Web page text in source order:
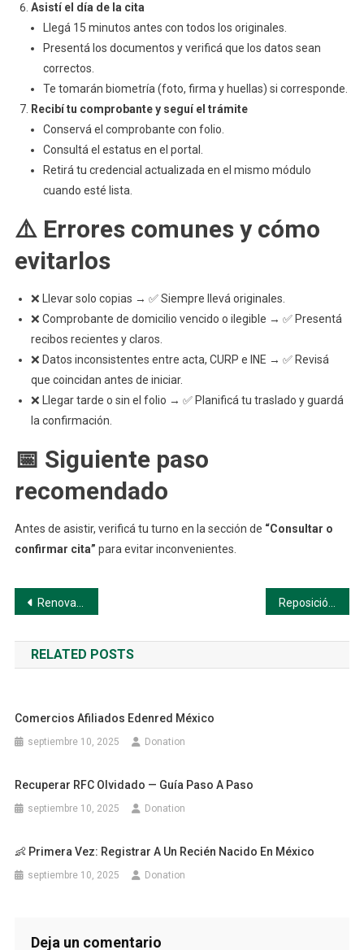
Asistí el día de la cita
Llegá 15 minutos antes con todos los originales.
Presentá los documentos y verificá que los datos sean
correctos.
Te tomarán biometría (foto, firma y huellas) si corresponde.
Recibí tu comprobante y seguí el trámite
Conservá el comprobante con folio.
Consultá el estatus en el portal.
Retirá tu credencial actualizada en el mismo módulo
cuando esté lista.
⚠️ Errores comunes y cómo
evitarlos
❌ Llevar solo copias → ✅ Siempre llevá originales.
❌ Comprobante de domicilio vencido o ilegible → ✅ Presentá
recibos recientes y claros.
❌ Datos inconsistentes entre acta, CURP e INE → ✅ Revisá
que coincidan antes de iniciar.
❌ Llegar tarde o sin el folio → ✅ Planificá tu traslado y guardá
la confirmación.
📅 Siguiente paso
recomendado
Antes de asistir, verificá tu turno en la sección de “Consultar o
confirmar cita” para evitar inconvenientes.
Navegación
de
entradas
Renovar tu credencial vencida
RELATED POSTS
Comercios Afiliados Edenred México
septiembre 10, 2025 Donation
Recuperar RFC Olvidado — Guía Paso A Paso
septiembre 10, 2025 Donation
👶 Primera Vez: Registrar A Un Recién Nacido En México
septiembre 10, 2025 Donation
Deja un comentario